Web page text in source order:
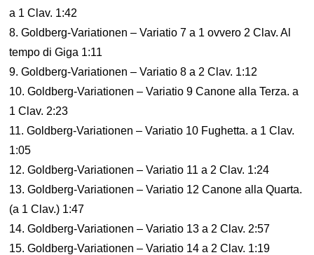
a 1 Clav. 1:42
8. Goldberg-Variationen – Variatio 7 a 1 ovvero 2 Clav. Al
tempo di Giga 1:11
9. Goldberg-Variationen – Variatio 8 a 2 Clav. 1:12
10. Goldberg-Variationen – Variatio 9 Canone alla Terza. a
1 Clav. 2:23
11. Goldberg-Variationen – Variatio 10 Fughetta. a 1 Clav.
1:05
12. Goldberg-Variationen – Variatio 11 a 2 Clav. 1:24
13. Goldberg-Variationen – Variatio 12 Canone alla Quarta.
(a 1 Clav.) 1:47
14. Goldberg-Variationen – Variatio 13 a 2 Clav. 2:57
15. Goldberg-Variationen – Variatio 14 a 2 Clav. 1:19